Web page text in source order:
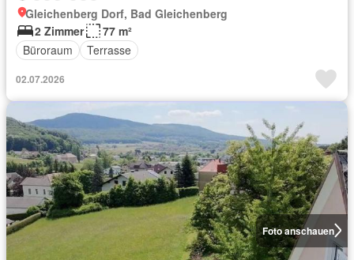
Gleichenberg Dorf, Bad Gleichenberg
2 Zimmer
77 m²
Büroraum
Terrasse
02.07.2026
Foto anschauen